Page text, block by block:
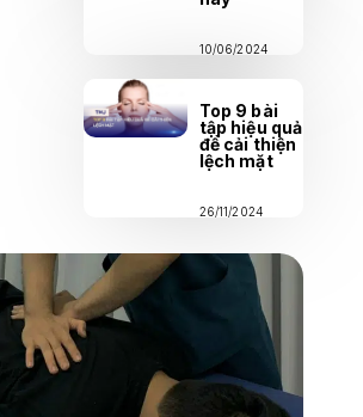
10/06/2024
Top 9 bài
tập hiệu quả
để cải thiện
lệch mặt
26/11/2024